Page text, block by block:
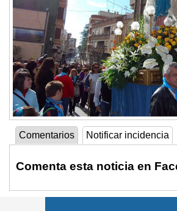
Comentarios Notificar incidencia
Comenta esta noticia en